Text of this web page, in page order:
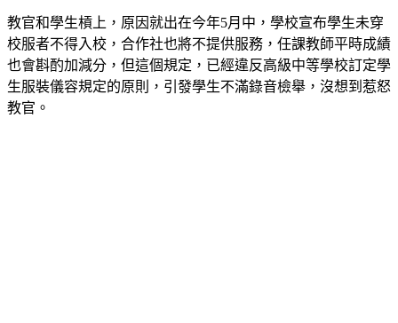
教官和學生槓上，原因就出在今年5月中，學校宣布學生未穿
校服者不得入校，合作社也將不提供服務，任課教師平時成績
也會斟酌加減分，但這個規定，已經違反高級中等學校訂定學
生服裝儀容規定的原則，引發學生不滿錄音檢舉，沒想到惹怒
教官。